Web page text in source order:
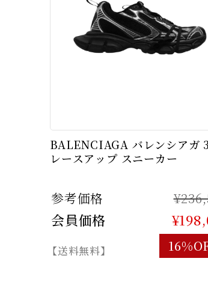
BALENCIAGA バレンシアガ
レースアップ スニーカー
参考価格
会員価格
【送料無料】